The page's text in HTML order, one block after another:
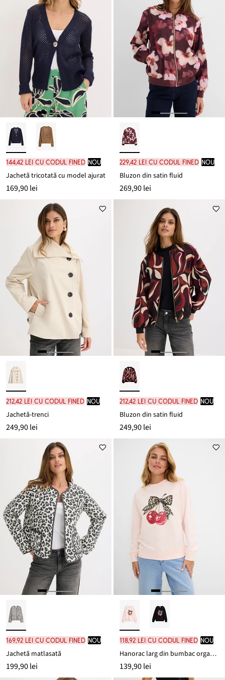
144,42 lei cu codul FINED nou
Jachetă tricotată cu model ajurat
169,90 lei
229,42 lei cu codul FINED nou
Bluzon din satin fluid
269,90 lei
212,42 lei cu codul FINED nou
Jachetă-trenci
249,90 lei
212,42 lei cu codul FINED nou
Bluzon din satin fluid
249,90 lei
169,92 lei cu codul FINED nou
Jachetă matlasată
199,90 lei
118,92 lei cu codul FINED nou
Hanorac larg din bumbac organic 100%
139,90 lei